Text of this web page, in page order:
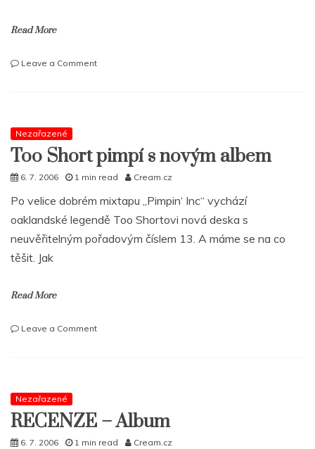
Read More
Leave a Commenton
Swim
ke
stažení
Nezařazené
Too Short pimpí s novým albem
6. 7. 2006 1 min read Cream.cz
Po velice dobrém mixtapu „Pimpin‘ Inc“ vychází
oaklandské legendě Too Shortovi nová deska s
neuvěřitelným pořadovým číslem 13. A máme se na co
těšit. Jak
Read More
Leave a Commenton
albem
Nezařazené
RECENZE – Album
6. 7. 2006 1 min read Cream.cz